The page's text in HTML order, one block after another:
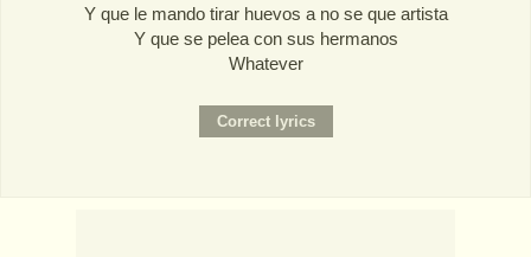
Y que le mando tirar huevos a no se que artista
Y que se pelea con sus hermanos
Whatever